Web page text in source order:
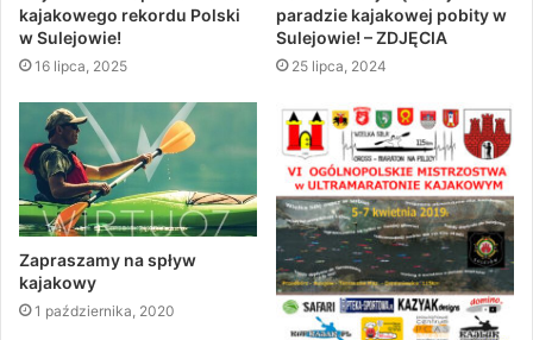
kajakowego rekordu Polski
w Sulejowie!
16 lipca, 2025
paradzie kajakowej pobity w
Sulejowie! – ZDJĘCIA
25 lipca, 2024
Zapraszamy na spływ
kajakowy
1 października, 2020